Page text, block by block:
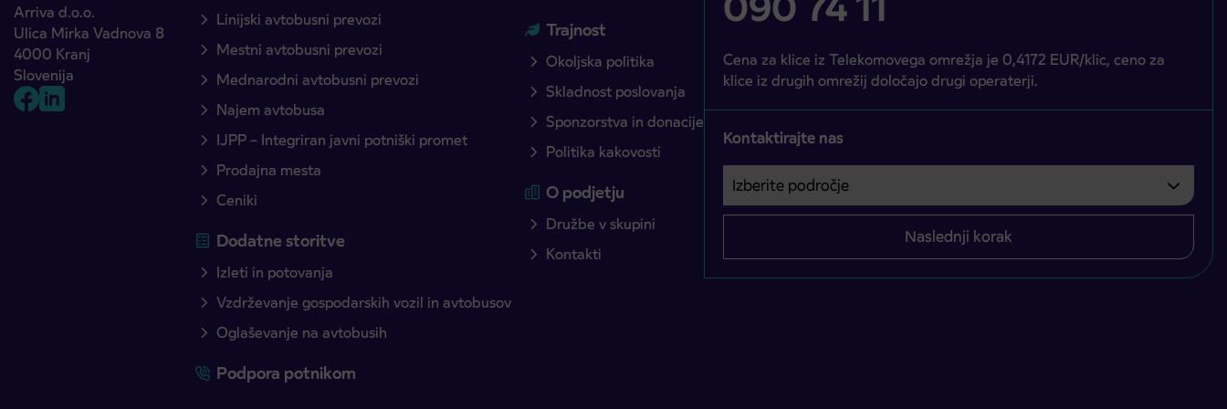
Arriva d.o.o.
Ulica Mirka Vadnova 8
4000 Kranj
Slovenija
Linijski avtobusni prevozi
Mestni avtobusni prevozi
Mednarodni avtobusni prevozi
Najem avtobusa
IJPP – Integriran javni potniški promet
Prodajna mesta
Ceniki
Dodatne storitve
Izleti in potovanja
Vzdrževanje gospodarskih vozil in avtobusov
Oglaševanje na avtobusih
Podpora potnikom
Trajnost
Okoljska politika
Skladnost poslovanja
Sponzorstva in donacije
Politika kakovosti
O podjetju
Družbe v skupini
Kontakti
Cena za klice iz Telekomovega omrežja je 0,4172 EUR/klic, ceno za
klice iz drugih omrežij določajo drugi operaterji.
Kontaktirajte nas
Izberite področje
Področje je obvezno izbrati.
Naslednji korak